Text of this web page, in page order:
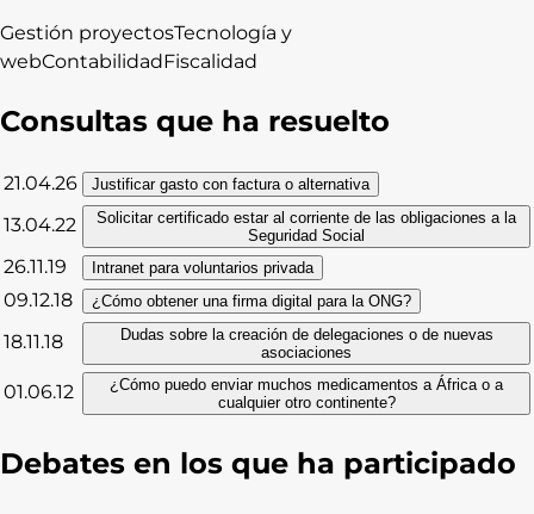
Gestión proyectosTecnología y
webContabilidadFiscalidad
Consultas que ha resuelto
21.04.26 Justificar gasto con factura o alternativa
13.04.22
Solicitar certificado estar al corriente de las obligaciones a la
Seguridad Social
26.11.19 Intranet para voluntarios privada
09.12.18 ¿Cómo obtener una firma digital para la ONG?
18.11.18
Dudas sobre la creación de delegaciones o de nuevas
asociaciones
01.06.12
¿Cómo puedo enviar muchos medicamentos a África o a
cualquier otro continente?
Debates en los que ha participado